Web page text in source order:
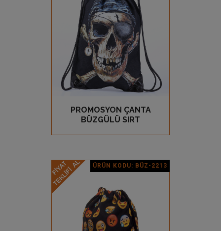
GÖZ AT
PROMOSYON ÇANTA
BÜZGÜLÜ SIRT
ÜRÜN KODU: BÜZ-2213
Ürün Detay